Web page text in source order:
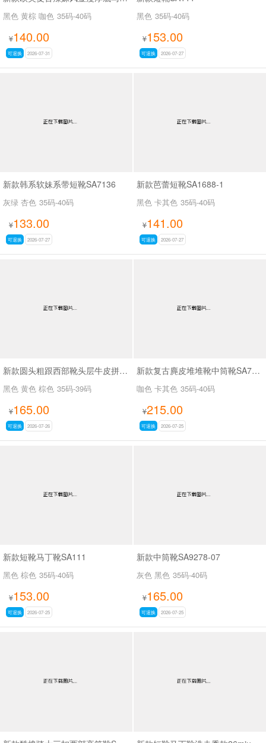
黑色 黄棕 咖色 35码-40码
¥140.00
可退换 2026-07-31
黑色 35码-40码
¥153.00
可退换 2026-07-27
新款韩系软妹系带短靴SA7136
灰绿 杏色 35码-40码
¥133.00
可退换 2026-07-27
新款芭蕾短靴SA1688-1
黑色 卡其色 35码-40码
¥141.00
可退换 2026-07-27
新款圆头粗跟西部靴头层牛皮拼接皮带扣短筒靴SA6002
黑色 黄色 棕色 35码-39码
¥165.00
可退换 2026-07-26
新款复古麂皮堆堆靴中筒靴SA7320-16
咖色 卡其色 35码-40码
¥215.00
可退换 2026-07-25
新款短靴马丁靴SA111
黑色 棕色 35码-40码
¥153.00
可退换 2026-07-25
新款中筒靴SA9278-07
灰色 黑色 35码-40码
¥165.00
可退换 2026-07-25